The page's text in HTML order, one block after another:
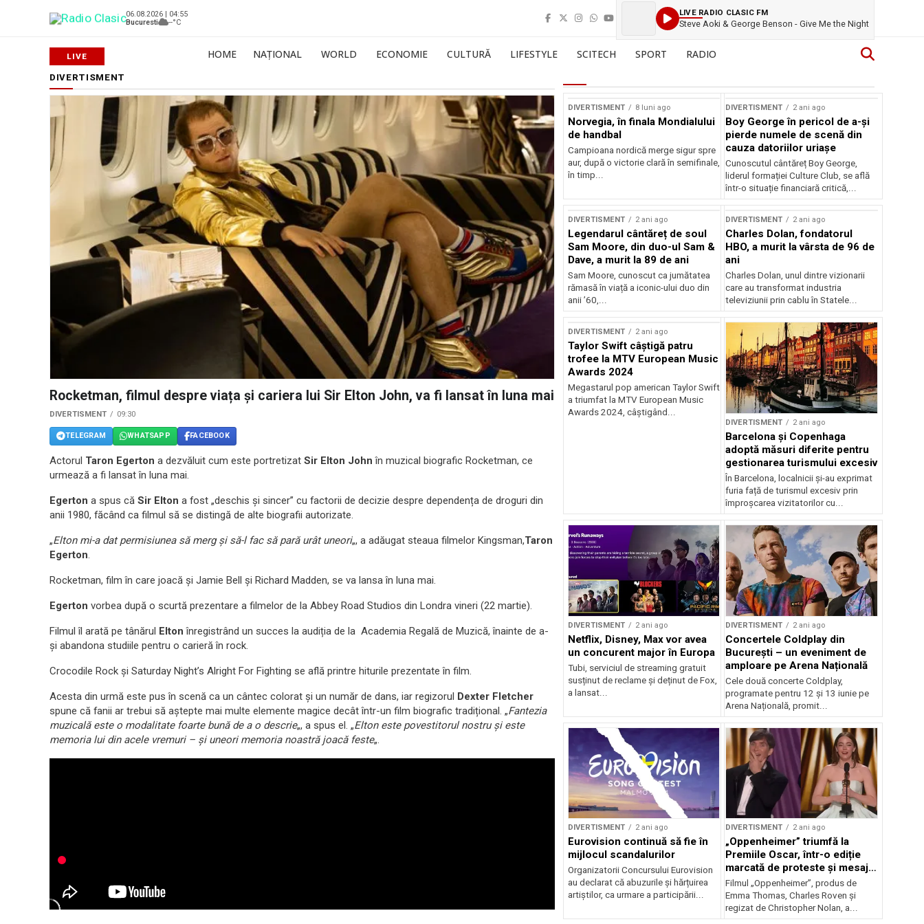
06.08.2026 | 04:55
Bucuresti
--°C
LIVE RADIO CLASIC FM
Steve Aoki & George Benson - Give Me the Night
HOME NAȚIONAL WORLD ECONOMIE CULTURĂ LIFESTYLE SCITECH SPORT RADIO
DIVERTISMENT
Rocketman, filmul despre viața și cariera lui Sir Elton John, va fi lansat în luna mai
DIVERTISMENT 09:30
TELEGRAM WHATSAPP FACEBOOK
Actorul Taron Egerton a dezvăluit cum este portretizat Sir Elton John în muzical biografic Rocketman, ce
urmează a fi lansat în luna mai.
Egerton a spus că Sir Elton a fost „deschis și sincer” cu factorii de decizie despre dependența de droguri din
anii 1980, făcând ca filmul să se distingă de alte biografii autorizate.
„Elton mi-a dat permisiunea să merg și să-l fac să pară urât uneori„, a adăugat steaua filmelor Kingsman,Taron
Egerton.
Rocketman, film în care joacă și Jamie Bell și Richard Madden, se va lansa în luna mai.
Egerton vorbea după o scurtă prezentare a filmelor de la Abbey Road Studios din Londra vineri (22 martie).
Filmul îl arată pe tânărul Elton înregistrând un succes la audiția de la Academia Regală de Muzică, înainte de a-
și abandona studiile pentru o carieră în rock.
Crocodile Rock și Saturday Night’s Alright For Fighting se află printre hiturile prezentate în film.
Acesta din urmă este pus în scenă ca un cântec colorat și un număr de dans, iar regizorul Dexter Fletcher
spune că fanii ar trebui să aștepte mai multe elemente magice decât într-un film biografic tradițional. „Fantezia
muzicală este o modalitate foarte bună de a o descrie„, a spus el. „Elton este povestitorul nostru și este
memoria lui din acele vremuri – și uneori memoria noastră joacă feste„.
DIVERTISMENT 8 luni ago
Norvegia, în finala Mondialului
de handbal
Campioana nordică merge sigur spre
aur, după o victorie clară în semifinale,
în timp...
DIVERTISMENT 2 ani ago
Boy George în pericol de a-și
pierde numele de scenă din
cauza datoriilor uriașe
Cunoscutul cântăreț Boy George,
liderul formației Culture Club, se află
într-o situație financiară critică,...
DIVERTISMENT 2 ani ago
Legendarul cântăreț de soul
Sam Moore, din duo-ul Sam &
Dave, a murit la 89 de ani
Sam Moore, cunoscut ca jumătatea
rămasă în viață a iconic-ului duo din
anii ’60,...
DIVERTISMENT 2 ani ago
Charles Dolan, fondatorul
HBO, a murit la vârsta de 96 de
ani
Charles Dolan, unul dintre vizionarii
care au transformat industria
televiziunii prin cablu în Statele...
DIVERTISMENT 2 ani ago
Taylor Swift câștigă patru
trofee la MTV European Music
Awards 2024
Megastarul pop american Taylor Swift
a triumfat la MTV European Music
Awards 2024, câștigând...
DIVERTISMENT 2 ani ago
Barcelona și Copenhaga
adoptă măsuri diferite pentru
gestionarea turismului excesiv
În Barcelona, localnicii și-au exprimat
furia față de turismul excesiv prin
împroșcarea vizitatorilor cu...
DIVERTISMENT 2 ani ago
Netflix, Disney, Max vor avea
un concurent major în Europa
Tubi, serviciul de streaming gratuit
susținut de reclame și deținut de Fox,
a lansat...
DIVERTISMENT 2 ani ago
Concertele Coldplay din
București – un eveniment de
amploare pe Arena Națională
Cele două concerte Coldplay,
programate pentru 12 și 13 iunie pe
Arena Națională, promit...
DIVERTISMENT 2 ani ago
Eurovision continuă să fie în
mijlocul scandalurilor
Organizatorii Concursului Eurovision
au declarat că abuzurile și hărțuirea
artiștilor, ca urmare a participării...
DIVERTISMENT 2 ani ago
„Oppenheimer” triumfă la
Premiile Oscar, într-o ediție
marcată de proteste și mesaje
politice
Filmul „Oppenheimer”, produs de
Emma Thomas, Charles Roven și
regizat de Christopher Nolan, a...